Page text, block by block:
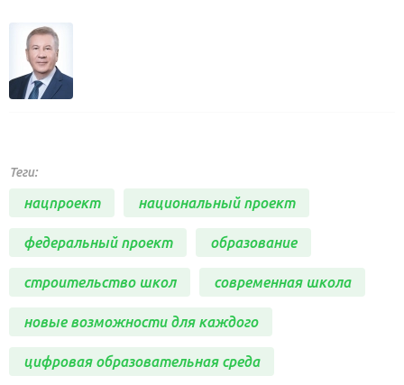
Теги:
нацпроект национальный проект
федеральный проект образование
строительство школ современная школа
новые возможности для каждого
цифровая образовательная среда